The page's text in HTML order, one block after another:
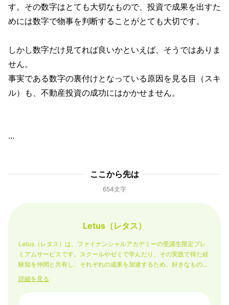
す。その数字はとても大切なもので、投資で成果を出すた
めには数字で物事を判断することがとても大切です。
しかし数字だけ見てれば良いかといえば、そうではありま
せん。
事実である数字の裏付けとなっている原因を見る目（スキ
ル）も、不動産投資の成功にはかかせません。
...
ここから先は
654文字
Letus（レタス）
Letus（レタス）は、ファイナンシャルアカデミーの受講生限定プレ
ミアムサービスです。スクールやゼミで学んだり、その実践で得た経
験知を仲間と共有し、それぞれの成果を加速するため、好きなものを
好きな方法でとってもらう「ビュッフェスタイル」の自由な学びの場
です。
詳細を見る